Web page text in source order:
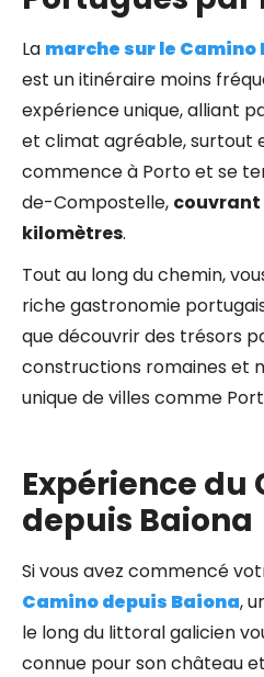
La marche sur le
est un itinéraire moins
expérience unique, alliant
et climat agréable, surtout
commence à Porto et se
de-Compostelle, couvrant
kilomètres.
Tout au long du chemin,
riche gastronomie
que découvrir des trésors
constructions romaines et
unique de villes comme
Expérience du
depuis Baiona
Si vous avez commencé
Camino depuis Baiona,
le long du littoral galicien
connue pour son château